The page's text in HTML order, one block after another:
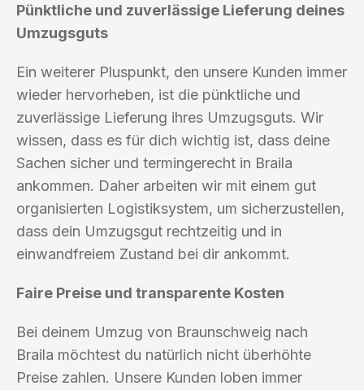
Pünktliche und zuverlässige Lieferung deines
Umzugsguts
Ein weiterer Pluspunkt, den unsere Kunden immer
wieder hervorheben, ist die pünktliche und
zuverlässige Lieferung ihres Umzugsguts. Wir
wissen, dass es für dich wichtig ist, dass deine
Sachen sicher und termingerecht in Braila
ankommen. Daher arbeiten wir mit einem gut
organisierten Logistiksystem, um sicherzustellen,
dass dein Umzugsgut rechtzeitig und in
einwandfreiem Zustand bei dir ankommt.
Faire Preise und transparente Kosten
Bei deinem Umzug von Braunschweig nach
Braila möchtest du natürlich nicht überhöhte
Preise zahlen. Unsere Kunden loben immer